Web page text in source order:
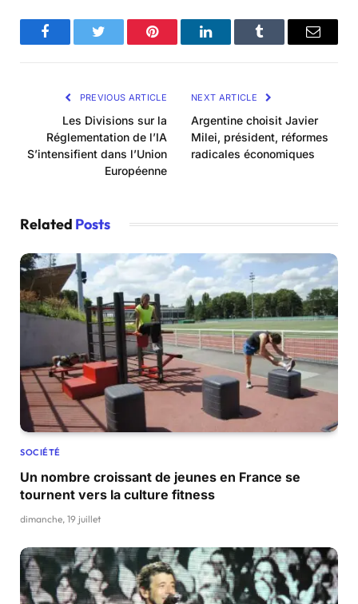
FacebookTwitter Pinterest LinkedInTumblr Email
PREVIOUS ARTICLE
Les Divisions sur la
Réglementation de l’IA
S’intensifient dans l’Union
Européenne
NEXT ARTICLE
Argentine choisit Javier
Milei, président, réformes
radicales économiques
Related Posts
SOCIÉTÉ
Un nombre croissant de jeunes en France se
tournent vers la culture fitness
dimanche, 19 juillet